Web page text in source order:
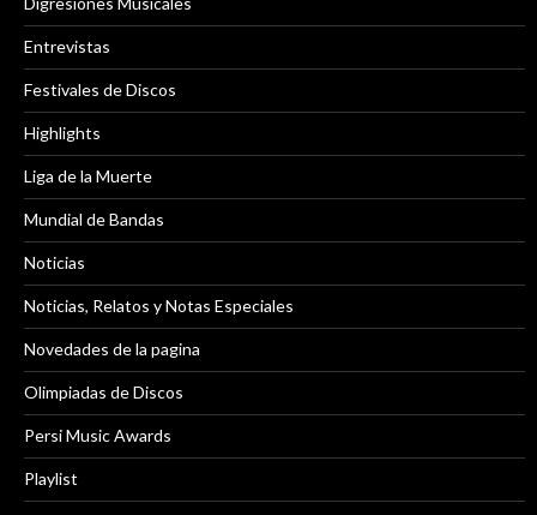
Entrevistas
Festivales de Discos
Highlights
Liga de la Muerte
Mundial de Bandas
Noticias
Noticias, Relatos y Notas Especiales
Novedades de la pagina
Olimpiadas de Discos
Persi Music Awards
Playlist